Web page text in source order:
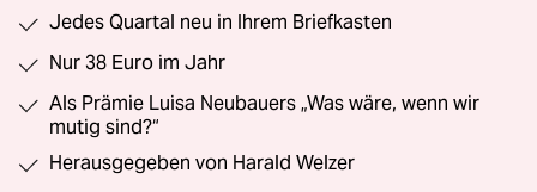
Jedes Quartal neu in Ihrem Briefkasten
Nur 38 Euro im Jahr
Als Prämie Luisa Neubauers „Was wäre, wenn wir
mutig sind?“
Herausgegeben von Harald Welzer